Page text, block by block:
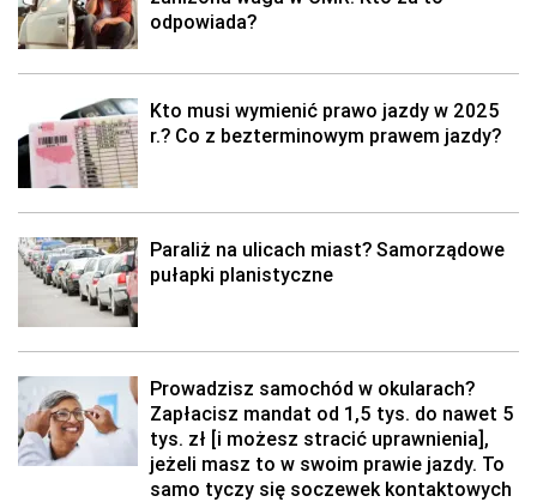
odpowiada?
Kto musi wymienić prawo jazdy w 2025
r.? Co z bezterminowym prawem jazdy?
Paraliż na ulicach miast? Samorządowe
pułapki planistyczne
Prowadzisz samochód w okularach?
Zapłacisz mandat od 1,5 tys. do nawet 5
tys. zł [i możesz stracić uprawnienia],
jeżeli masz to w swoim prawie jazdy. To
samo tyczy się soczewek kontaktowych